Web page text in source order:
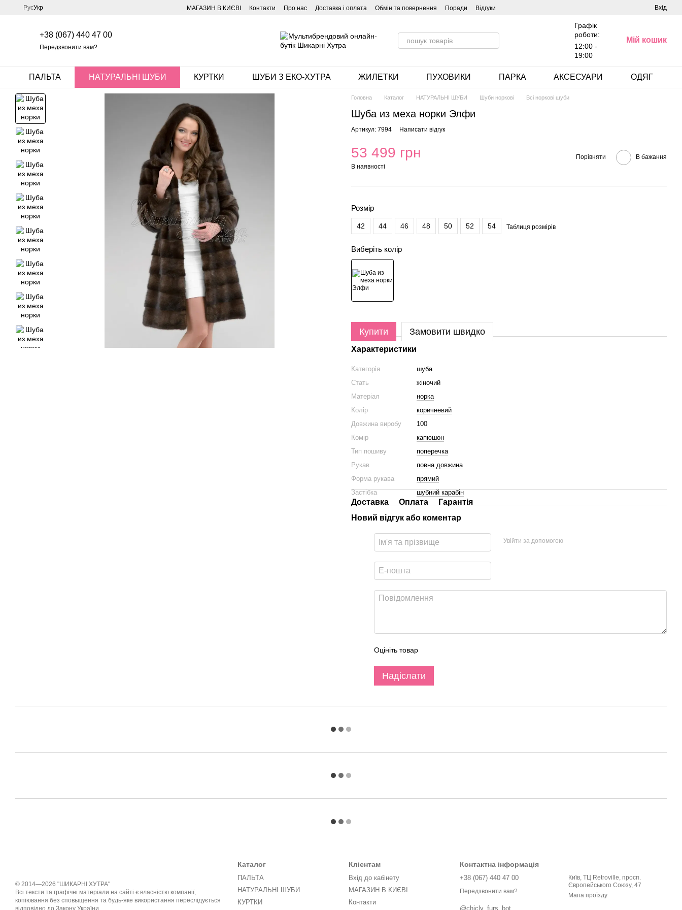
Перейти до основного контенту
РусУкр МАГАЗИН В КИЄВІ Контакти Про нас Доставка і оплата Обмін та повернення Поради Відгуки Вхід
+38 (067) 440 47 00
Передзвонити вам?
Графік
роботи:
12:00 -
19:00
Мій кошик
ПАЛЬТА НАТУРАЛЬНІ ШУБИ КУРТКИ ШУБИ З ЕКО-ХУТРА ЖИЛЕТКИ ПУХОВИКИ ПАРКА АКСЕСУАРИ ОДЯГ
Головна Каталог НАТУРАЛЬНІ ШУБИ Шуби норкові Всі норкові шуби
Шуба из меха норки Элфи
Артикул: 7994 Написати відгук
53 499 грн
В наявності
Порівняти В бажання
Розмір
42 44 46 48 50 52 54 Таблиця розмірів
Виберіть колір
Купити Замовити швидко
Характеристики
Категорія
шуба
Стать
жіночий
Матеріал
норка
Колір
коричневий
Довжина виробу
100
Комір
капюшон
Тип пошиву
поперечка
Рукав
повна довжина
Форма рукава
прямий
Застібка
шубний карабін
Доставка Оплата
Гарантія
Новий відгук або коментар
Увійти за допомогою
Оцініть товар
Надіслати
© 2014—2026 "ШИКАРНІ ХУТРА"
Всі тексти та графічні матеріали на сайті є власністю компанії,
копіювання без сповыщення та будь-яке використання переслідується
відповідно до Закону України.
Каталог
ПАЛЬТА
НАТУРАЛЬНІ ШУБИ
КУРТКИ
Клієнтам
Вхід до кабінету
МАГАЗИН В КИЄВІ
Контакти
Контактна інформація
+38 (067) 440 47 00
Передзвонити вам?
@chicly_furs_bot
Київ, ТЦ Retroville, просп.
Європейського Союзу, 47
Мапа проїзду